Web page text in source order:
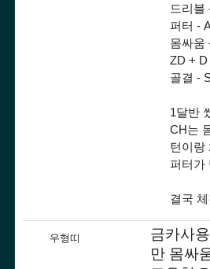
드리블
퍼터 -
몸싸움
ZD + D
골결 -
1달반
CH는
턴이랑
퍼터가
결국
우형띠
금카사
만 몸싸